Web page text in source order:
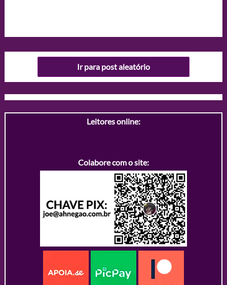
Ir para post aleatório
Leitores online:
Colabore com o site: